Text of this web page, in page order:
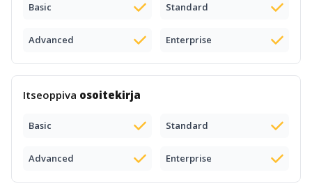
Basic Standard
Advanced Enterprise
Itseoppiva osoitekirja
Basic Standard
Advanced Enterprise